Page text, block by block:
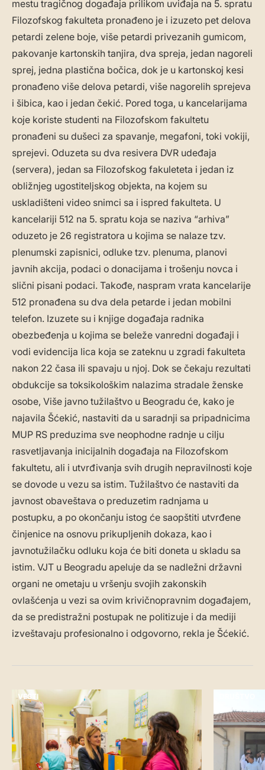
mestu tragičnog događaja prilikom uviđaja na 5. spratu
Filozofskog fakulteta pronađeno je i izuzeto pet delova
petardi zelene boje, više petardi privezanih gumicom,
pakovanje kartonskih tanjira, dva spreja, jedan nagoreli
sprej, jedna plastična bočica, dok je u kartonskoj kesi
pronađeno više delova petardi, više nagorelih sprejeva
i šibica, kao i jedan čekić. Pored toga, u kancelarijama
koje koriste studenti na Filozofskom fakultetu
pronađeni su dušeci za spavanje, megafoni, toki vokiji,
sprejevi. Oduzeta su dva resivera DVR udeđaja
(servera), jedan sa Filozofskog fakuleteta i jedan iz
obližnjeg ugostiteljskog objekta, na kojem su
uskladišteni video snimci sa i ispred fakulteta. U
kancelariji 512 na 5. spratu koja se naziva “arhiva”
oduzeto je 26 registratora u kojima se nalaze tzv.
plenumski zapisnici, odluke tzv. plenuma, planovi
javnih akcija, podaci o donacijama i trošenju novca i
slični pisani podaci. Takođe, naspram vrata kancelarije
512 pronađena su dva dela petarde i jedan mobilni
telefon. Izuzete su i knjige događaja radnika
obezbeđenja u kojima se beleže vanredni događaji i
vodi evidencija lica koja se zateknu u zgradi fakulteta
nakon 22 časa ili spavaju u njoj. Dok se čekaju rezultati
obdukcije sa toksikološkim nalazima stradale ženske
osobe, Više javno tužilaštvo u Beogradu će, kako je
najavila Šćekić, nastaviti da u saradnji sa pripadnicima
MUP RS preduzima sve neophodne radnje u cilju
rasvetljavanja inicijalnih događaja na Filozofskom
fakultetu, ali i utvrđivanja svih drugih nepravilnosti koje
se dovode u vezu sa istim. Tužilaštvo će nastaviti da
javnost obaveštava o preduzetim radnjama u
postupku, a po okončanju istog će saopštiti utvrđene
činjenice na osnovu prikupljenih dokaza, kao i
javnotužilačku odluku koja će biti doneta u skladu sa
istim. VJT u Beogradu apeluje da se nadležni državni
organi ne ometaju u vršenju svojih zakonskih
ovlašćenja u vezi sa ovim krivičnopravnim događajem,
da se predistražni postupak ne politizuje i da mediji
izveštavaju profesionalno i odgovorno, rekla je Šćekić.
VESTI